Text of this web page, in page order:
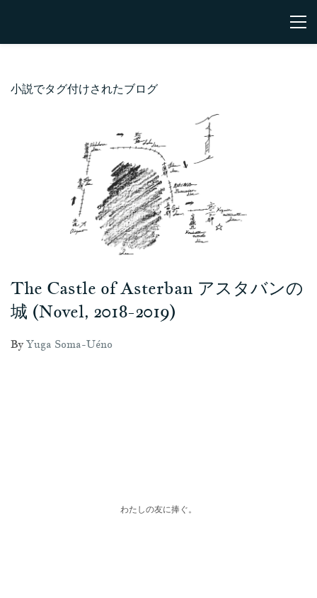
小説でタグ付けされたブログ
The Castle of Asterban アスタバンの
城 (Novel, 2018-2019)
By Yuga Soma-Uéno
わたしの友に捧ぐ。